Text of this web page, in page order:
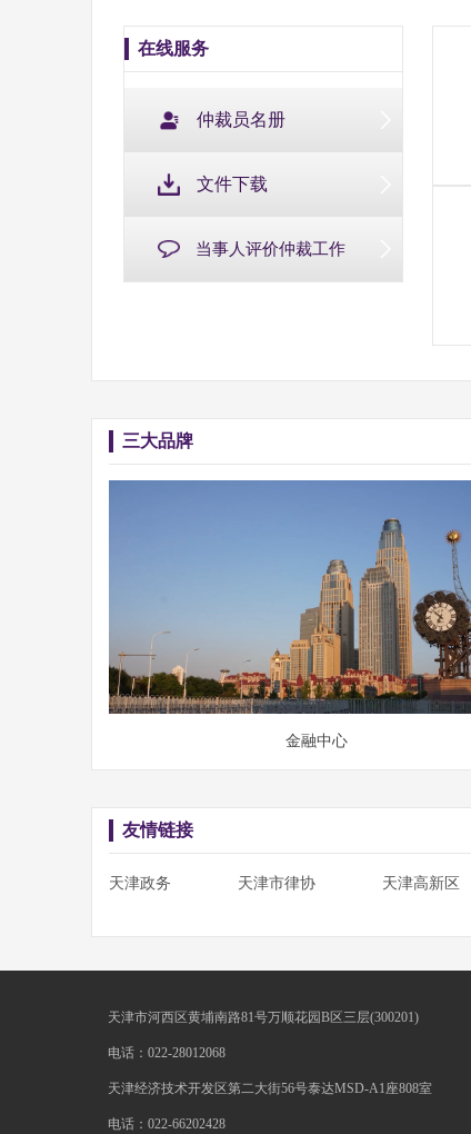
在线服务
仲裁员名册
文件下载
当事人评价仲裁工作
三大品牌
金融中心
友情链接
天津政务 天津市律协 天津高新区
天津市河西区黄埔南路81号万顺花园B区三层(300201)
电话：022-28012068
天津经济技术开发区第二大街56号泰达MSD-A1座808室
电话：022-66202428